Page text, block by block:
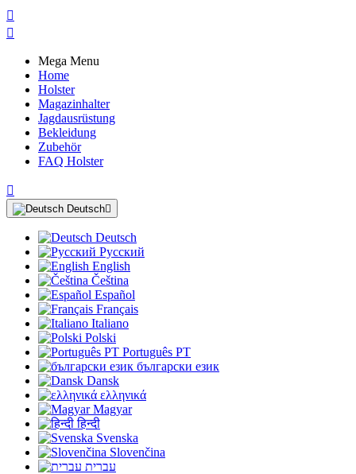


Mega Menu
Home
Holster
Magazinhalter
Jagdausrüstung
Bekleidung
Zubehör
FAQ Holster

Deutsch
Deutsch
Русский
English
Čeština
Español
Français
Italiano
Polski
Português PT
български език
Dansk
ελληνικά
Magyar
हिन्दी
Svenska
Slovenčina
עברית